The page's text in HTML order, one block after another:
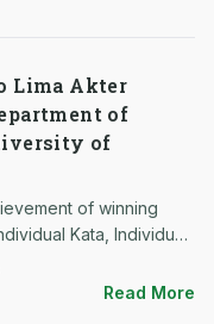
Lima Akter
of
of
of winning
Kata, Individual
the Shihan Humayun
Karate Championship
Read More